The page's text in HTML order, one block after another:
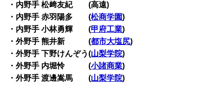
・内野手 松﨑友紀 (高遠)
・内野手 赤羽陽多 (松商学園)
・内野手 小林勇輝 (甲府工業)
・外野手 熊井新 (都市大塩尻)
・外野手 下野けんぞう(山梨学院)
・外野手 内堀怜 (小諸商業)
・外野手 渡邊嵩馬 (山梨学院)